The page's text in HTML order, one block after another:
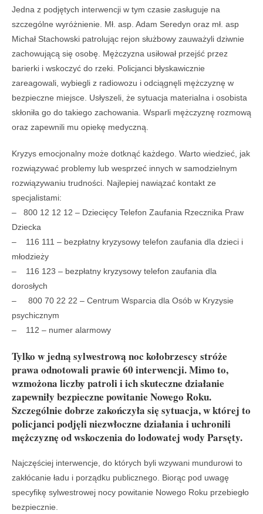
Jedna z podjętych interwencji w tym czasie zasługuje na
szczególne wyróżnienie. Mł. asp. Adam Seredyn oraz mł. asp
Michał Stachowski patrolując rejon służbowy zauważyli dziwnie
zachowującą się osobę. Mężczyzna usiłował przejść przez
barierki i wskoczyć do rzeki. Policjanci błyskawicznie
zareagowali, wybiegli z radiowozu i odciągnęli mężczyznę w
bezpieczne miejsce. Usłyszeli, że sytuacja materialna i osobista
skłoniła go do takiego zachowania. Wsparli mężczyznę rozmową
oraz zapewnili mu opiekę medyczną.
Kryzys emocjonalny może dotknąć każdego. Warto wiedzieć, jak
rozwiązywać problemy lub wesprzeć innych w samodzielnym
rozwiązywaniu trudności. Najlepiej nawiązać kontakt ze
specjalistami:
– 800 12 12 12 – Dziecięcy Telefon Zaufania Rzecznika Praw
Dziecka
– 116 111 – bezpłatny kryzysowy telefon zaufania dla dzieci i
młodzieży
– 116 123 – bezpłatny kryzysowy telefon zaufania dla
dorosłych
– 800 70 22 22 – Centrum Wsparcia dla Osób w Kryzysie
psychicznym
– 112 – numer alarmowy
Tylko w jedną sylwestrową noc kołobrzescy stróże
prawa odnotowali prawie 60 interwencji. Mimo to,
wzmożona liczby patroli i ich skuteczne działanie
zapewniły bezpieczne powitanie Nowego Roku.
Szczególnie dobrze zakończyła się sytuacja, w której to
policjanci podjęli niezwłoczne działania i uchronili
mężczyznę od wskoczenia do lodowatej wody Parsęty.
Najczęściej interwencje, do których byli wzywani mundurowi to
zakłócanie ładu i porządku publicznego. Biorąc pod uwagę
specyfikę sylwestrowej nocy powitanie Nowego Roku przebiegło
bezpiecznie.